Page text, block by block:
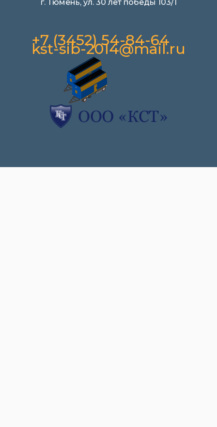
г. Тюмень, ул. 30 лет победы 103/1
+7 (3452) 54-84-64
kst-sib-2014@mail.ru